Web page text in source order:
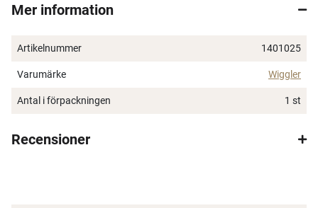
Mer information
Artikelnummer 1401025
Varumärke Wiggler
Antal i förpackningen 1 st
Recensioner